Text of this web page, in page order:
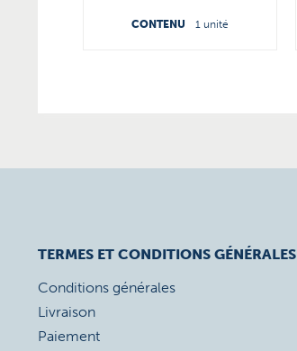
CONTENU 1 unité
TERMES ET CONDITIONS GÉNÉRALES
Conditions générales
Livraison
Paiement